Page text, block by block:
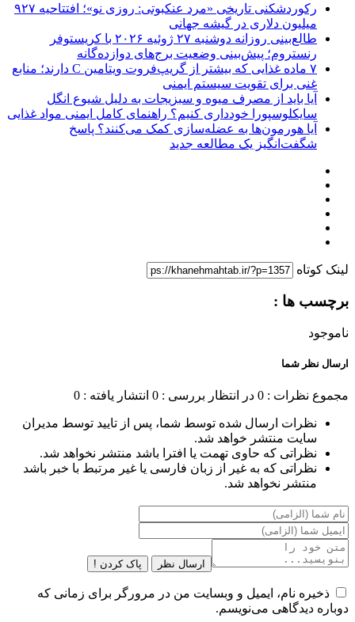
رکوردشکنی تاریخی «مرد عنکبوتی: روزی نو»؛ افتتاحیه ۹۲۷
میلیون دلاری در گیشه جهانی
طالع‌بینی روزانه دوشنبه ۲۷ ژوئیه ۲۰۲۶ با کریستوفر
رنستروم؛ پیش‌بینی وضعیت برج‌های دوازده‌گانه
۷ ماده غذایی که بیشتر از گریپ‌فروت ویتامین C دارند؛ منابع
غنی برای تقویت سیستم ایمنی
آیا باید از مصرف میوه و سبزیجات به دلیل شیوع انگل
سایکلوسپورا خودداری کنیم؟ راهنمای کامل ایمنی مواد غذایی
آیا هورمون‌ها به عضله‌سازی کمک می‌کنند؟ پاسخ
شگفت‌انگیز یک مطالعه جدید
لینک کوتاه
برچسب ها :
ناموجود
ارسال نظر شما
مجموع نظرات : 0 در انتظار بررسی : 0 انتشار یافته : 0
نظرات ارسال شده توسط شما، پس از تایید توسط مدیران
سایت منتشر خواهد شد.
نظراتی که حاوی تهمت یا افترا باشد منتشر نخواهد شد.
نظراتی که به غیر از زبان فارسی یا غیر مرتبط با خبر باشد
منتشر نخواهد شد.
ارسال نظر پاک کردن !
ذخیره نام، ایمیل و وبسایت من در مرورگر برای زمانی که
دوباره دیدگاهی می‌نویسم.